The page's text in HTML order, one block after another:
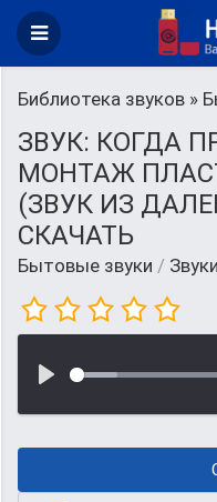
Библиотека звуков »
ЗВУК: КОГДА
МОНТАЖ
(ЗВУК ИЗ
СКАЧАТЬ
Бытовые звуки /